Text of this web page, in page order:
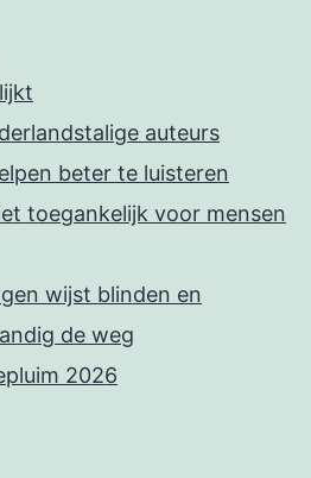
auteurs
beter te luisteren
toegankelijk voor mensen
wijst blinden en
de weg
2026